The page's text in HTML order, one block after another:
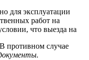
для эксплуатации
работ на
что выезда на
противном случае